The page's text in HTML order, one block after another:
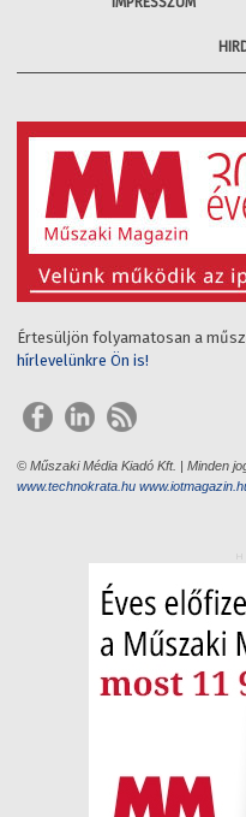
Értesüljön folyamatosan a
hírlevelünkre Ön is!
© Műszaki Média Kiadó Kft. | Minden
www.technokrata.hu